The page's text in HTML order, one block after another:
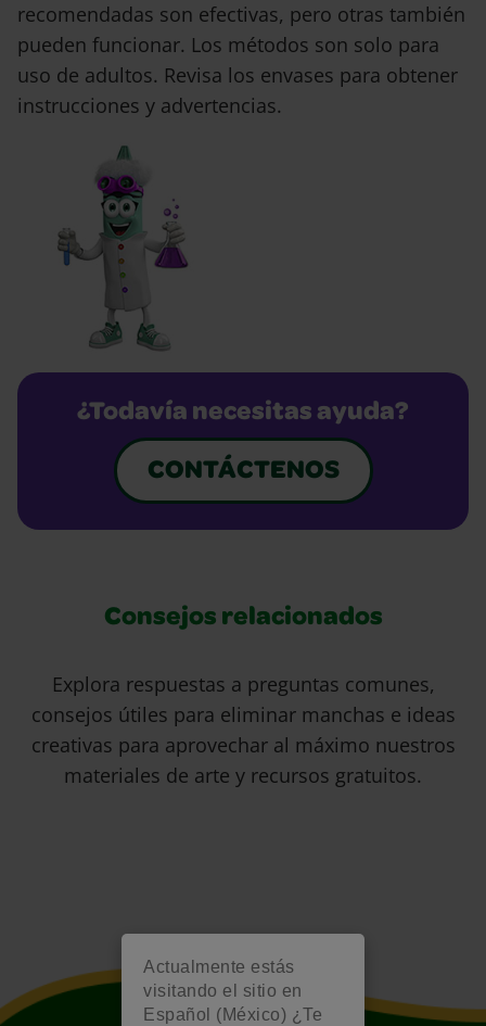
Actualmente estás
visitando el sitio en
Español (México) ¿Te
recomendadas son efectivas, pero otras también
pueden funcionar. Los métodos son solo para
uso de adultos. Revisa los envases para obtener
instrucciones y advertencias.
¿Todavía necesitas ayuda?
CONTÁCTENOS
Consejos relacionados
Explora respuestas a preguntas comunes,
consejos útiles para eliminar manchas e ideas
creativas para aprovechar al máximo nuestros
materiales de arte y recursos gratuitos.